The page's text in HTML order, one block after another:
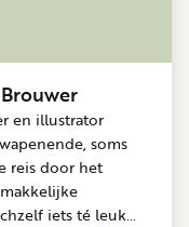
en illustrator
soms
reis door het
iets té leuk